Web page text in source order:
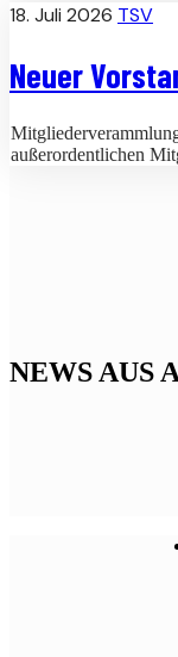
18. Juli 2026 TSV
Neuer
außerordentlichen
NEWS AUS